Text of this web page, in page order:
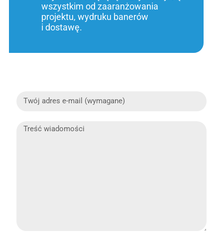
wszystkim od zaaranżowania
projektu, wydruku banerów
i dostawę.